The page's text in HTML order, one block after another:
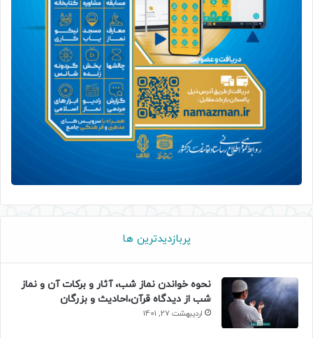
پربازدیدترین ها
نحوه خواندن نماز شب، آثار و برکات آن و نماز
شب از دیدگاه قرآن،احادیث و بزرگان
اردیبهشت 27, 1401